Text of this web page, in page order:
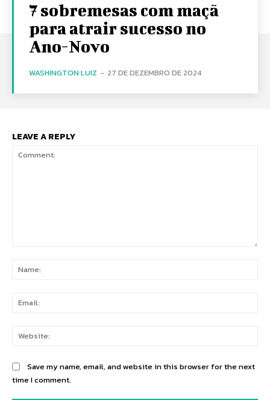
7 sobremesas com maçã
para atrair sucesso no
Ano-Novo
WASHINGTON LUIZ - 27 DE DEZEMBRO DE 2024
LEAVE A REPLY
Save my name, email, and website in this browser for the next
time I comment.